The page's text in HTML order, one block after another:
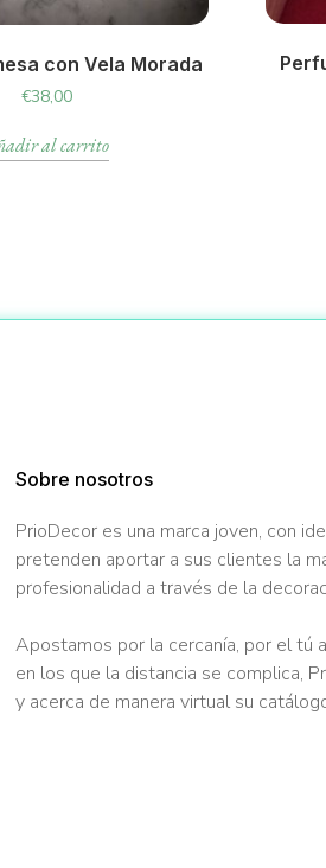
con Vela Morada
€38,00
al carrito
Sobre nosotros
PrioDecor es una marca joven, con
pretenden aportar a sus clientes la
profesionalidad a través de la
Apostamos por la cercanía, por el tú
en los que la distancia se complica,
y acerca de manera virtual su